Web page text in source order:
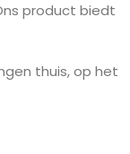
product biedt
thuis, op het